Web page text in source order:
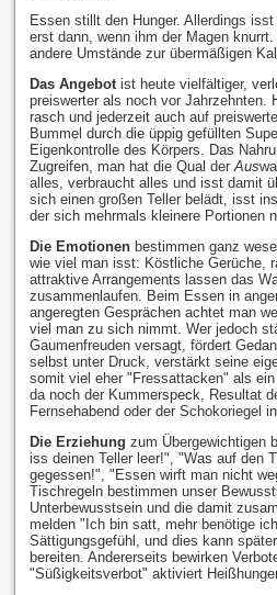
Essen stillt den Hunger. Allerdings
erst dann, wenn ihm der Magen
andere Umstände zur übermäßigen
Das Angebotist heute vielfältiger,
preiswerter als noch vor Jahrzehnten.
rasch und jederzeit auch auf
Bummel durch die üppig gefüllten
Eigenkontrolle des Körpers. Das
Zugreifen, man hat die Qual derAus
alles, verbraucht alles und isst damit
sich einen großen Teller belädt, isst
der sich mehrmals kleinere Portionen
Die Emotionenbestimmen ganz
wie viel man isst: Köstliche Gerüche,
attraktive Arrangements lassen das
zusammenlaufen. Beim Essen in
angeregten Gesprächen achtet man
viel man zu sich nimmt. Wer jedoch
Gaumenfreuden versagt, fördert
selbst unter Druck, verstärkt seine
somit viel eher "Fressattacken" als
da noch der Kummerspeck, Resultat
Fernsehabend oder der Schokoriegel
Die Erziehung zum Übergewichtigen
iss deinen Teller leer!", "Was auf den
gegessen!", "Essen wirft man nicht
Tischregeln bestimmen unser
Unterbewusstsein und die damit
melden "Ich bin satt, mehr benötige
Sättigungsgefühl, und dies kann
bereiten. Andererseits bewirken
"Süßigkeitsverbot" aktiviert